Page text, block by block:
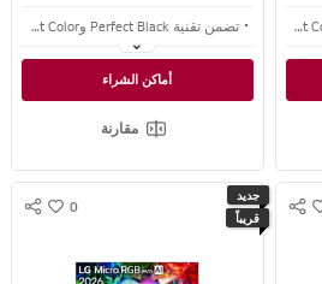
تضمن تقنية Perfect Black وPerfect Color تباينًا أعمق ولونًا حيويًا ودقيقًا في أي ضوء.
ما يصل إلى 144Hz بدقة 4K مع توافق G-SYNC وFreeSync Premium للاستمتاع بتجربة لعب أكثر سلاسة ومليئة بالانتصارات
أنظمة webOS الحائزة على جوائز توفر تجارب ذكاء اصطناعي متقدمة - مدعومة من Google Gemini وMicrosoft Copilot
أماكن الشراء
مقارنة
S
جديد
قريباً
0
s
S